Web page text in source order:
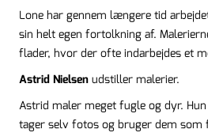
Lone har gennem længere tid
sin helt egen fortolkning af.
flader, hvor der ofte indarbejdes et
Astrid Nielsen udstiller malerier.
Astrid maler meget fugle og dyr.
tager selv fotos og bruger dem